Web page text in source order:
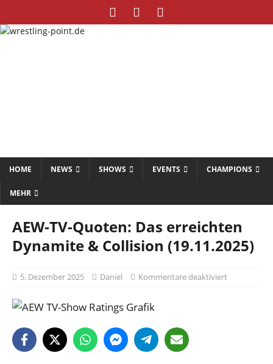
HOME NEWS SHOWS EVENTS CHAMPIONS
MEHR
AEW-TV-Quoten: Das erreichten
Dynamite & Collision (19.11.2025)
5. Dezember 2025 Daniel Kommentare deaktiviert